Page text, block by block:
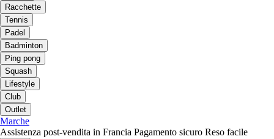
Racchette
Tennis
Padel
Badminton
Ping pong
Squash
Lifestyle
Club
Outlet
Marche
Assistenza post-vendita in Francia Pagamento sicuro Reso facile